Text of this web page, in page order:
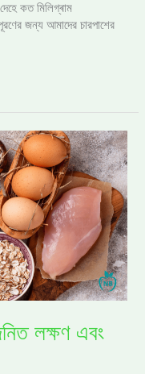
কত মিলিগ্ৰাম
জন্য আমাদের চারপাশের
লক্ষণ এবং